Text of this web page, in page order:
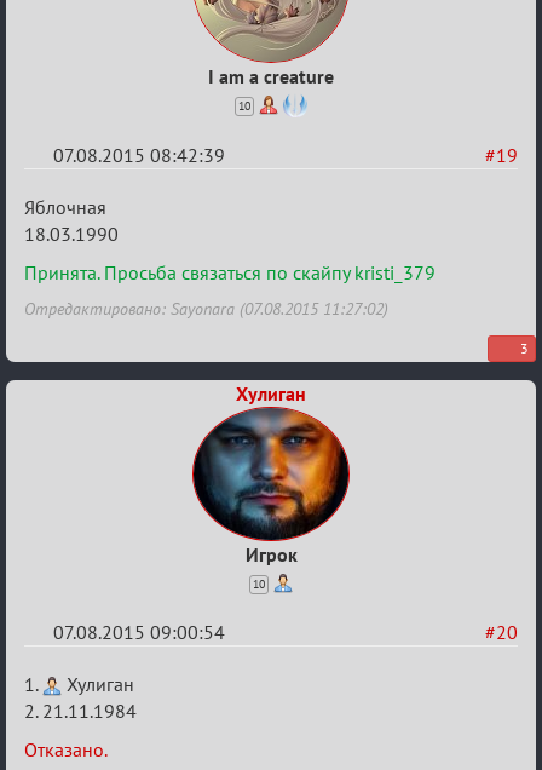
I am a creature
10
#19
07.08.2015 08:42:39
Re:
Строительная
карусель!
Яблочная
18.03.1990
Принята. Просьба связаться по скайпу kristi_379
Отредактировано: Sayonara (07.08.2015 11:27:02)
3
Хулиган
Игрок
10
#20
07.08.2015 09:00:54
Re:
Строительная
карусель!
1.
Хулиган
2. 21.11.1984
Отказано.